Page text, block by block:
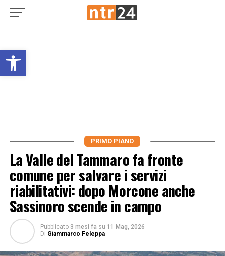
Open toolbar
PRIMO PIANO
La Valle del Tammaro fa fronte
comune per salvare i servizi
riabilitativi: dopo Morcone anche
Sassinoro scende in campo
Pubblicato 3 mesi fa su 11 Mag, 2026
Di Giammarco Feleppa